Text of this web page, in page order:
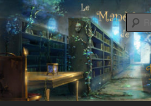
au
contenu
principalLe Manège de